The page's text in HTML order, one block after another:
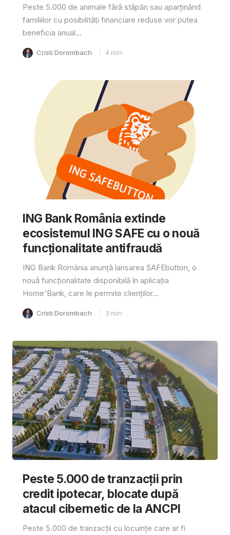
Peste 5.000 de animale fără stăpân sau aparținând
familiilor cu posibilități financiare reduse vor putea
beneficia anual...
Cristi Dorombach 4 min
ING Bank România extinde
ecosistemul ING SAFE cu o nouă
funcționalitate antifraudă
ING Bank România anunță lansarea SAFEbutton, o
nouă funcționalitate disponibilă în aplicația
Home'Bank, care le permite clienților...
Cristi Dorombach 3 min
Peste 5.000 de tranzacții prin
credit ipotecar, blocate după
atacul cibernetic de la ANCPI
Peste 5.000 de tranzacții cu locuințe care ar fi